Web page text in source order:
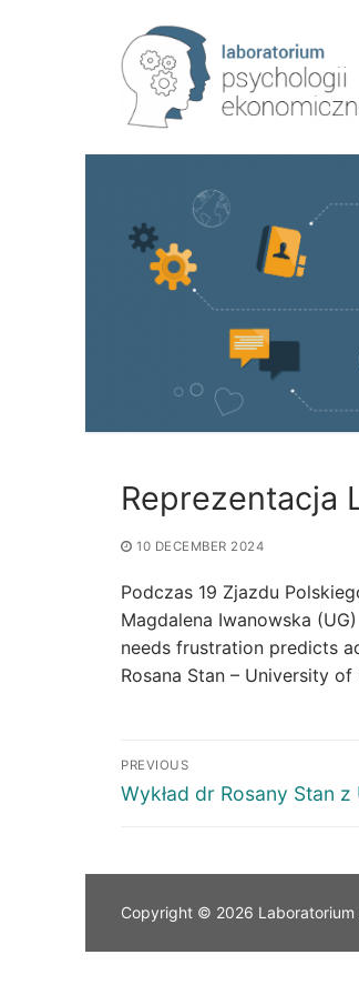
Reprezentacja
10 DECEMBER 2024
Podczas 19 Zjazdu
Magdalena Iwanowska
needs frustration predicts
Rosana Stan – University of
PREVIOUS
Wykład dr Rosany Stan
Copyright © 2026 Laboratorium